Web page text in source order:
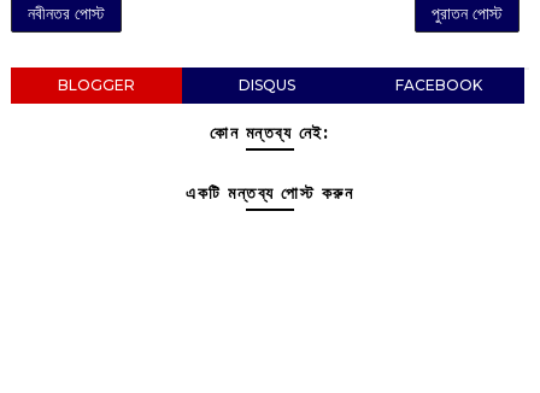
নবীনতর পোস্ট পুরাতন পোস্ট
BLOGGER DISQUS FACEBOOK
কোন মন্তব্য নেই:
একটি মন্তব্য পোস্ট করুন